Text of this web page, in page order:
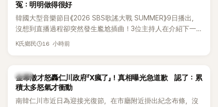
冤：明明做得很好
韓國大型音樂節目《2026 SBS歌謠大戰 SUMMER》9日播出，
沒想到直播過程卻突然發生尷尬插曲！3位主持人在介紹下一
組表演者時突然集體卡關，現場一度陷入停頓，就連製作人員
K氏鄉民 16 小時前
韓星
金希澈才怒轟仁川政府「X瘋了」！真相曝光急道歉 認了：累
積太多怒氣才衝動
南韓仁川市近日為迎接光復節，在市廳附近掛出紀念布條，沒